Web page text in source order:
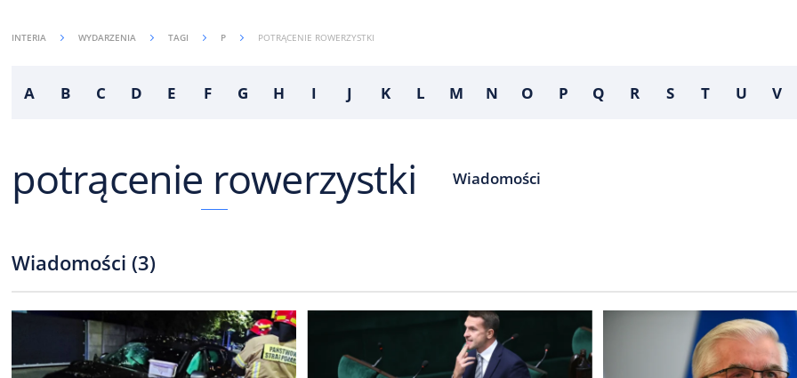
INTERIA WYDARZENIA TAGI P POTRĄCENIE ROWERZYSTKI
A B C D E F G H I J K L M N O P Q R S T U V
potrącenie rowerzystki Wiadomości
Wiadomości (3)